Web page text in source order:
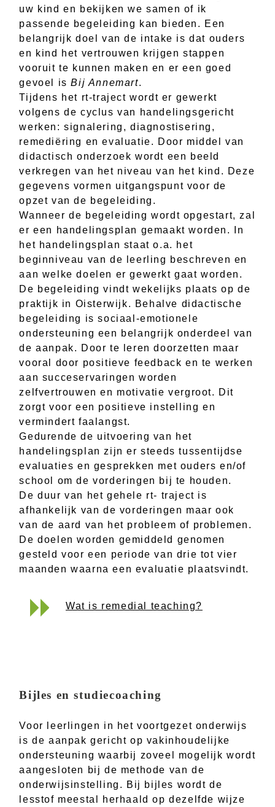
uw kind en bekijken we samen of ik
passende begeleiding kan bieden. Een
belangrijk doel van de intake is dat ouders
en kind het vertrouwen krijgen stappen
vooruit te kunnen maken en er een goed
gevoel isBij Annemart.
Tijdens het rt-traject wordt er gewerkt
volgens de cyclus van handelingsgericht
werken: signalering, diagnostisering,
remediëring en evaluatie. Door middel van
didactisch onderzoek wordt een beeld
verkregen van het niveau van het kind. Deze
gegevens vormen uitgangspunt voor de
opzet van de begeleiding.
Wanneer de begeleiding wordt opgestart, zal
er een handelingsplan gemaakt worden. In
het handelingsplan staat o.a. het
beginniveau van de leerling beschreven en
aan welke doelen er gewerkt gaat worden.
De begeleiding vindt wekelijks plaats op de
praktijk in Oisterwijk. Behalve didactische
begeleiding is sociaal-emotionele
ondersteuning een belangrijk onderdeel van
de aanpak. Door te leren doorzetten maar
vooral door positieve feedback en te werken
aan succeservaringen worden
zelfvertrouwen en motivatie vergroot. Dit
zorgt voor een positieve instelling en
vermindert faalangst.
Gedurende de uitvoering van het
handelingsplan zijn er steeds tussentijdse
evaluaties en gesprekken met ouders en/of
school om de vorderingen bij te houden.
De duur van het gehele rt- traject is
afhankelijk van de vorderingen maar ook
van de aard van het probleem of problemen.
De doelen worden gemiddeld genomen
gesteld voor een periode van drie tot vier
maanden waarna een evaluatie plaatsvindt.
Wat is remedial teaching?
Bijles en studiecoaching
Voor leerlingen in het voortgezet onderwijs
is de aanpak gericht op vakinhoudelijke
ondersteuning waarbij zoveel mogelijk wordt
aangesloten bij de methode van de
onderwijsinstelling. Bij bijles wordt de
lesstof meestal herhaald op dezelfde wijze